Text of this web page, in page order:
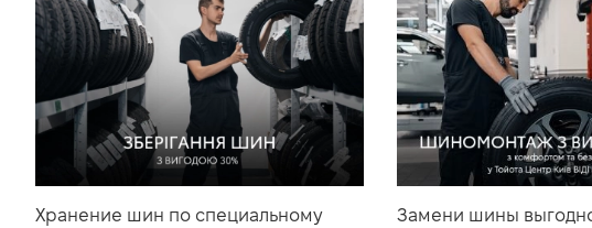
Хранение шин по специальному
Замени шины